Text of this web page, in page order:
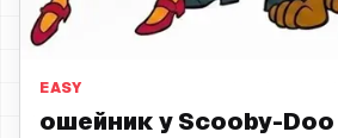
ошейник
EASY
ошейник у Scooby-Doo